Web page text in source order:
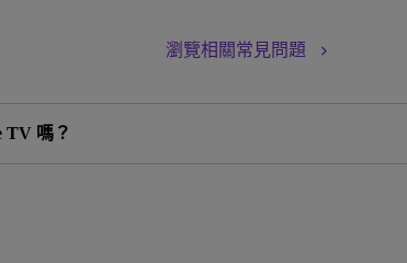
瀏覽相關常見問題
TV 嗎？